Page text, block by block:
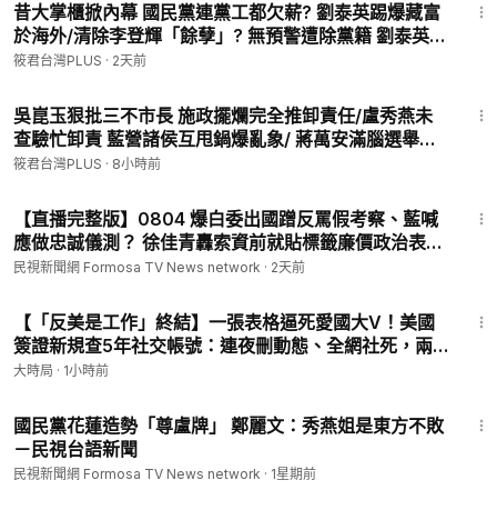
昔大掌櫃掀內幕 國民黨連黨工都欠薪? 劉泰英踢爆藏富
於海外/清除李登輝「餘孽」? 無預警遭除黨籍 劉泰英掀
藍營真面目/國民黨股票存款藏匿暗黑網 土地天價利益
筱君台灣PLUS · 2天前
吳崑玉狠批三不市長 施政擺爛完全推卸責任/盧秀燕未
查驗忙卸責 藍營諸侯互甩鍋爆亂象/ 蔣萬安滿腦選舉算
計 無視幼童安全引爆民怨/蔣萬安見好不收惹災禍 拋倒
筱君台灣PLUS · 8小時前
【直播完整版】0804 爆白委出國蹭反罵假考察、藍喊
應做忠誠儀測？ 徐佳青轟索資前就貼標籤廉價政治表
演、酸章孝嚴昔反共今每天與中共站一起｜民視快新聞
民視新聞網 Formosa TV News network · 2天前
【「反美是工作」終結】一張表格逼死愛國大V！美國
簽證新規查5年社交帳號：連夜刪動態、全網社死，兩
面人的末日到了？︱今日熱搜︱大時局
大時局 · 1小時前
國民黨花蓮造勢「尊盧牌」 鄭麗文：秀燕姐是東方不敗
－民視台語新聞
民視新聞網 Formosa TV News network · 1星期前